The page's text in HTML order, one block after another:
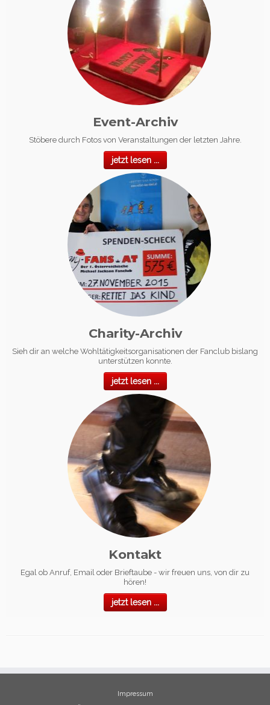
Event-Archiv
Stöbere durch Fotos von Veranstaltungen der letzten Jahre.
jetzt lesen ...
Charity-Archiv
Sieh dir an welche Wohltätigkeitsorganisationen der Fanclub bislang
unterstützen konnte.
jetzt lesen ...
Kontakt
Egal ob Anruf, Email oder Brieftaube - wir freuen uns, von dir zu
hören!
jetzt lesen ...
Impressum